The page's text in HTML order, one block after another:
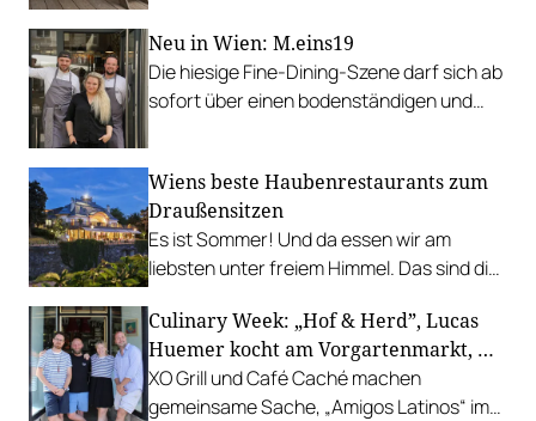
Neu in Wien: M.eins19
Die hiesige Fine-Dining-Szene darf sich ab
sofort über einen bodenständigen und
Wiens beste Haubenrestaurants zum
Draußensitzen
Es ist Sommer! Und da essen wir am
liebsten unter freiem Himmel. Das sind die
Gastgarten.
Culinary Week: „Hof & Herd”, Lucas
Huemer kocht am Vorgartenmarkt, …
XO Grill und Café Caché machen
gemeinsame Sache, „Amigos Latinos“ im